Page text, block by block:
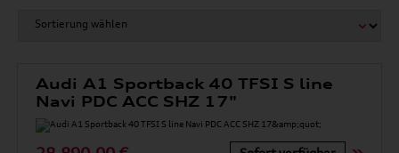
Audi A1 Sportback 40 TFSI S line
Navi PDC ACC SHZ 17"